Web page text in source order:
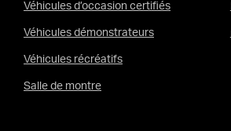
Véhicules d’occasion certifiés
Véhicules démonstrateurs
Véhicules récréatifs
Salle de montre